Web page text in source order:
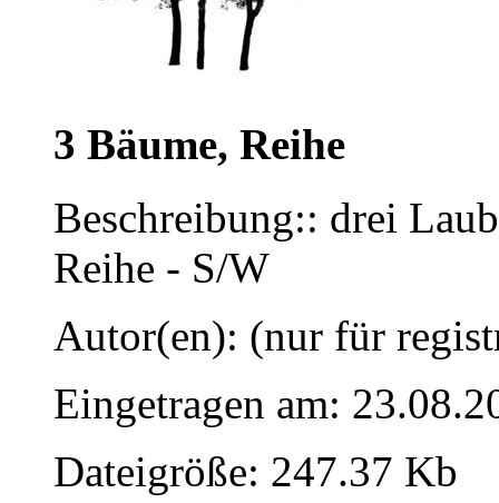
3 Bäume, Reihe
Beschreibung:: drei
Reihe - S/W
Autor(en): (nur für
Eingetragen am:
Dateigröße: 247.37 Kb